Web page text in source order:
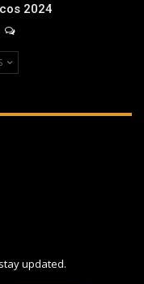
2024
updated.